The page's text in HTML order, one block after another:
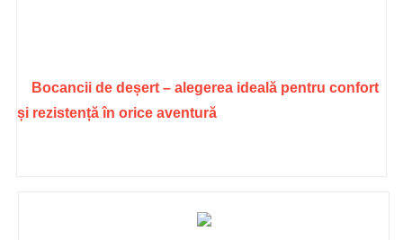
Bocancii de deșert – alegerea ideală pentru confort
și rezistență în orice aventură